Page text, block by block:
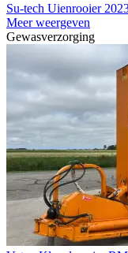
Su-tech Uienrooier
Meer weergeven
Gewasverzorging